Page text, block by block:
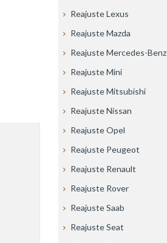
Reajuste Lexus
Reajuste Mazda
Reajuste Mercedes-Benz
Reajuste Mini
Reajuste Mitsubishi
Reajuste Nissan
Reajuste Opel
Reajuste Peugeot
Reajuste Renault
Reajuste Rover
Reajuste Saab
Reajuste Seat